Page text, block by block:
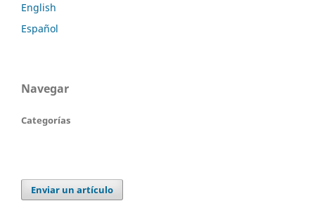
English
Español
Navegar
Categorías
Enviar un artículo